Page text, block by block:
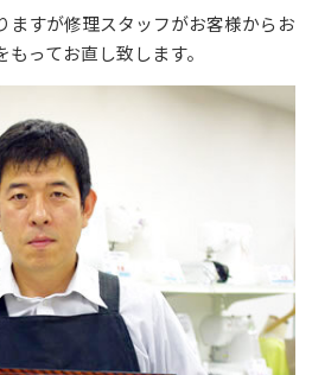
ますが修理スタッフがお客様からお
ってお直し致します。